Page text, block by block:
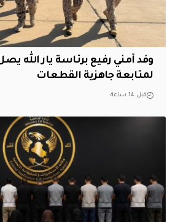
وفد أمني رفيع برئاسة يار الله
لمتابعة جاهزية القطعات
قبل 14 ساعة